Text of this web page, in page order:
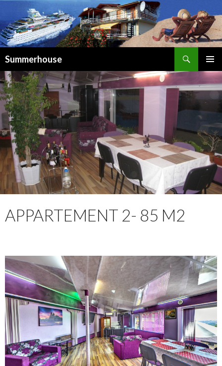
Summerhouse
ZUM
INHALT
APPARTEMENT 2- 85 M2